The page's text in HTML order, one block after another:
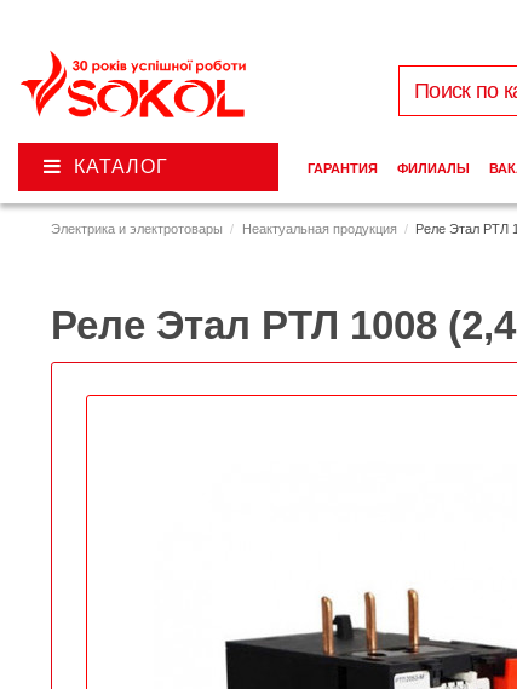
Электрика и электротовары Неактуальная продукция Реле Этал РТЛ
Реле Этал РТЛ 1008
КАТАЛОГ ГАРАНТИЯ ФИЛИАЛЫ